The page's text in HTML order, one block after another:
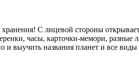
С лицевой стороны
часы, карточки-мемори,
выучить названия планет и все виды